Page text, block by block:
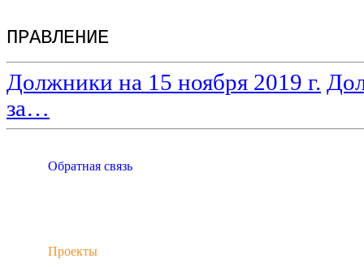
ПРАВЛЕНИЕ
Должники на 15 ноября 2019 г.
за…
Обратная связь
Проекты